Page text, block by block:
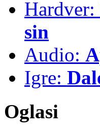
Hardver:
sin
Audio:
Igre:
Oglasi